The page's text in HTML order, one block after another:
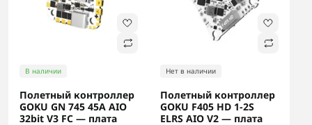
В наличии
Полетный контроллер
GOKU GN 745 45A AIO
32bit V3 FC — плата
Нет в наличии
Полетный контроллер
GOKU F405 HD 1-2S
ELRS AIO V2 — плата